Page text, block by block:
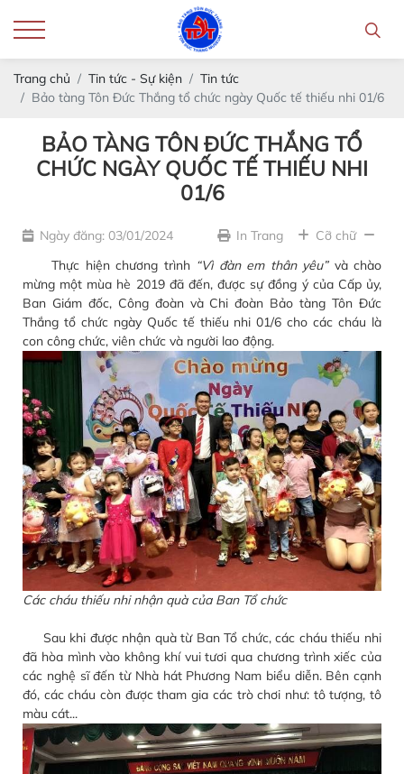
Trang chủ Tin tức - Sự kiện
Tin tức
Bảo tàng Tôn Đức Thắng tổ chức ngày Quốc tế thiếu nhi 01/6
BẢO TÀNG TÔN ĐỨC THẮNG TỔ
CHỨC NGÀY QUỐC TẾ THIẾU NHI
01/6
Ngày đăng: 03/01/2024 In Trang
Cỡ chữ
Thực hiện chương trình “Vì đàn em thân yêu”và chào
mừng một mùa hè 2019 đã đến, được sự đồng ý của Cấp ủy,
Ban Giám đốc, Công đoàn và Chi đoàn Bảo tàng Tôn Đức
Thắng tổ chức ngày Quốc tế thiếu nhi 01/6 cho các cháu là
con công chức, viên chức và người lao động.
Các cháu thiếu nhi nhận quà của Ban Tổ chức
Sau khi được nhận quà từ Ban Tổ chức, các cháu thiếu nhi
đã hòa mình vào không khí vui tươi qua chương trình xiếc của
các nghệ sĩ đến từ Nhà hát Phương Nam biểu diễn. Bên cạnh
đó, các cháu còn được tham gia các trò chơi như: tô tượng, tô
màu cát...